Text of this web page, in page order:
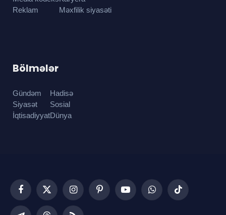
Reklam
Məxfilik siyasəti
Bölmələr
Gündəm
Siyasət
İqtisadiyyat
Hadisə
Sosial
Dünya
Facebook
X
(Twitter)
InstagramPinterestYouTubeWhatsAppTikTok